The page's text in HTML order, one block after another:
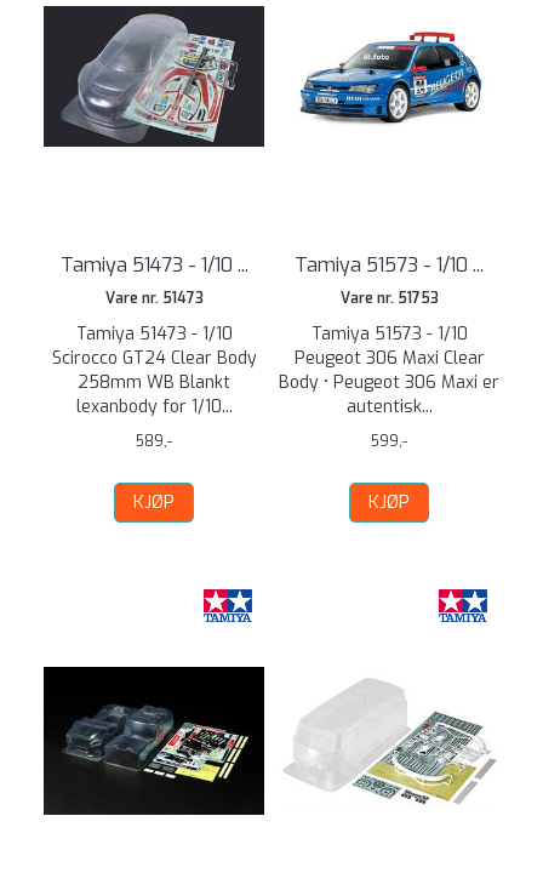
Tamiya 51473 - 1/10 ...
Vare nr. 51473
Tamiya 51473 - 1/10
Scirocco GT24 Clear Body
258mm WB Blankt
lexanbody for 1/10...
589,-
KJØP
Tamiya 51573 - 1/10 ...
Vare nr. 51753
Tamiya 51573 - 1/10
Peugeot 306 Maxi Clear
Body • Peugeot 306 Maxi er
autentisk...
599,-
KJØP